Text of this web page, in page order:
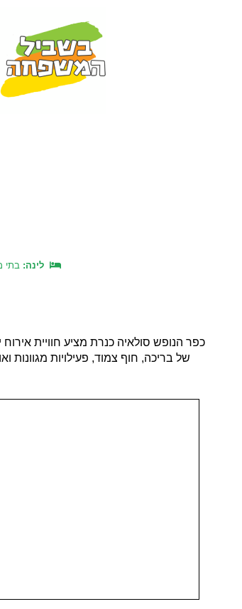
לינה:בתי
כפר הנופש סולאיה כנרת מציע חוויית
של בריכה, חוף צמוד, פעילויות מגוונות